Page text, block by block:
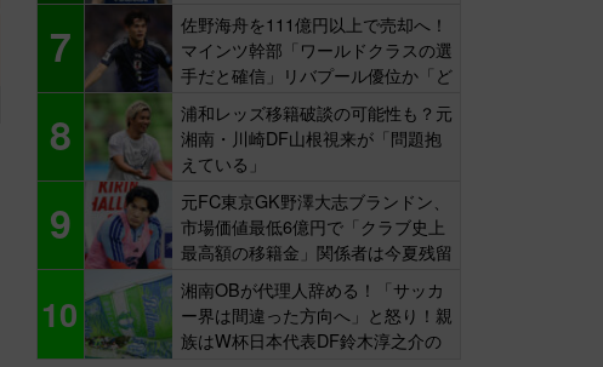
7
佐野海舟を111億円以上で売却へ！
マインツ幹部「ワールドクラスの選
手だと確信」リバプール優位か「ど
ちらかだ」
8
浦和レッズ移籍破談の可能性も？元
湘南・川崎DF山根視来が「問題抱
えている」
9
元FC東京GK野澤大志ブランドン、
市場価値最低6億円で「クラブ史上
最高額の移籍金」関係者は今夏残留
示唆も
10
湘南OBが代理人辞める！「サッカ
ー界は間違った方向へ」と怒り！親
族はW杯日本代表DF鈴木淳之介の